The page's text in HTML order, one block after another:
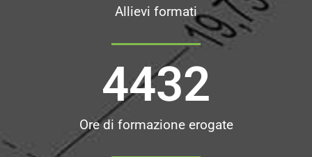
Allievi formati
Ore di formazione erogate
4432